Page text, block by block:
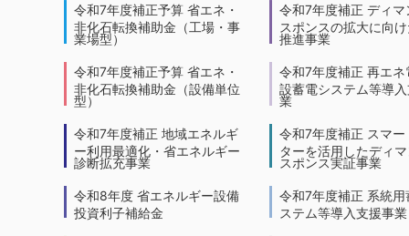
令和7年度補正予算 省エネ・
非化石転換補助金（工場・事
業場型）
令和7年度補正予算 省エネ・
非化石転換補助金（設備単位
型）
令和7年度補正 地域エネルギ
ー利用最適化・省エネルギー
診断拡充事業
令和8年度 省エネルギー設備
投資利子補給金
令和7年度補正 ディマ
スポンスの拡大に向
推進事業
令和7年度補正 再エネ
設蓄電システム等導
業
令和7年度補正 スマー
ターを活用したディ
スポンス実証事業
令和7年度補正 系統用
ステム等導入支援事業